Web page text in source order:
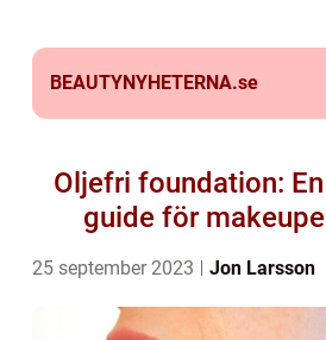
BEAUTYNYHETERNA.se
Oljefri foundation:
guide för
25 september 2023 Jon Larsson